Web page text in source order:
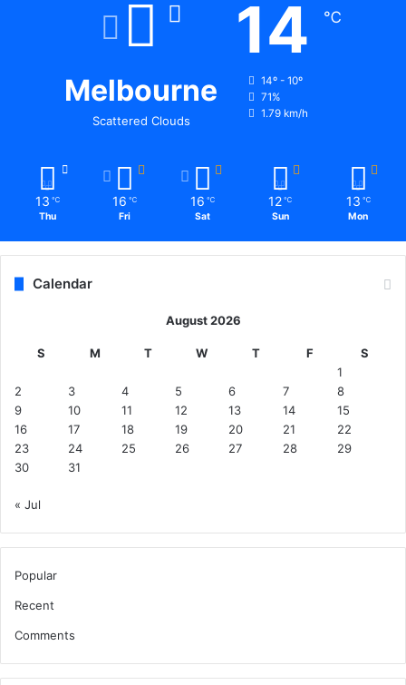
Melbourne
Scattered Clouds
14 ℃
14º - 10º
71%
1.79 km/h
13 ℃
Thu
16 ℃
Fri
16 ℃
Sat
12 ℃
Sun
13 ℃
Mon
Calendar
August 2026
S M T W T F
S
1
2
3 4 5 6 7
8
9
10 11 12 13 14
15
16
17 18 19 20 21
22
23
24 25 26 27 28
29
30
31
« Jul
Popular
Recent
Comments